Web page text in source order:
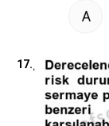
A
17.